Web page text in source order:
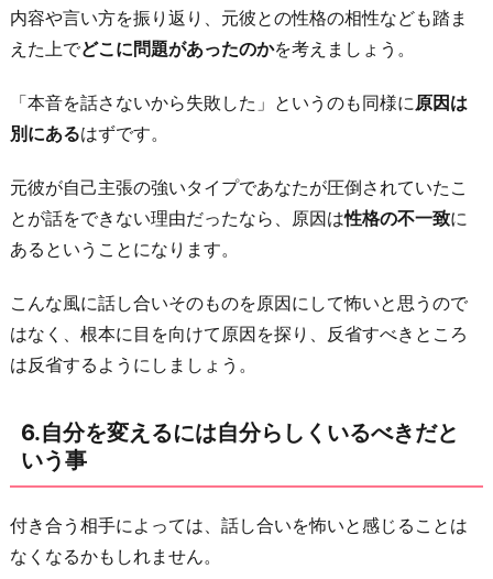
内容や言い方を振り返り、元彼との性格の相性なども踏ま
えた上でどこに問題があったのかを考えましょう。
「本音を話さないから失敗した」というのも同様に原因は
別にあるはずです。
元彼が自己主張の強いタイプであなたが圧倒されていたこ
とが話をできない理由だったなら、原因は性格の不一致に
あるということになります。
こんな風に話し合いそのものを原因にして怖いと思うので
はなく、根本に目を向けて原因を探り、反省すべきところ
は反省するようにしましょう。
6.自分を変えるには自分らしくいるべきだと
いう事
付き合う相手によっては、話し合いを怖いと感じることは
なくなるかもしれません。